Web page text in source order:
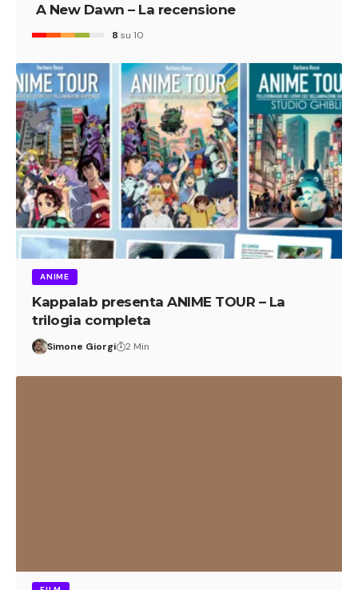
A New Dawn – La recensione
8 su 10
ANIME
Kappalab presenta ANIME TOUR – La
trilogia completa
Simone Giorgi 2 Min